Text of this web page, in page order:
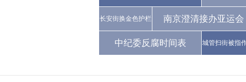
长安街换金色护栏 南京澄清接办亚运会
中纪委反腐时间表 城管扫街被指